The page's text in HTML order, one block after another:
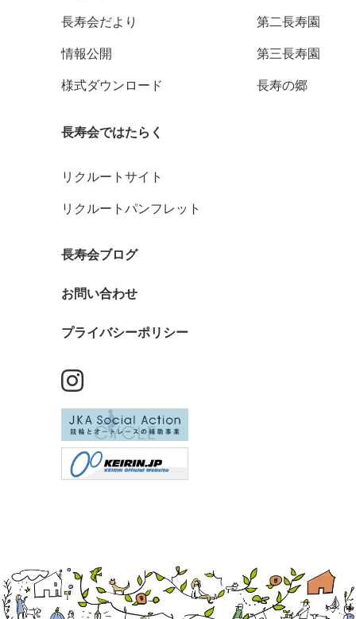
長寿会だより
情報公開
様式ダウンロード
第二長寿園
第三長寿園
長寿の郷
長寿会ではたらく
リクルートサイト
リクルートパンフレット
長寿会ブログ
お問い合わせ
プライバシーポリシー